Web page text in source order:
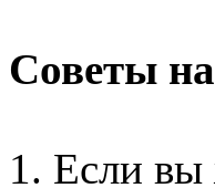
Советы
1. Если вы